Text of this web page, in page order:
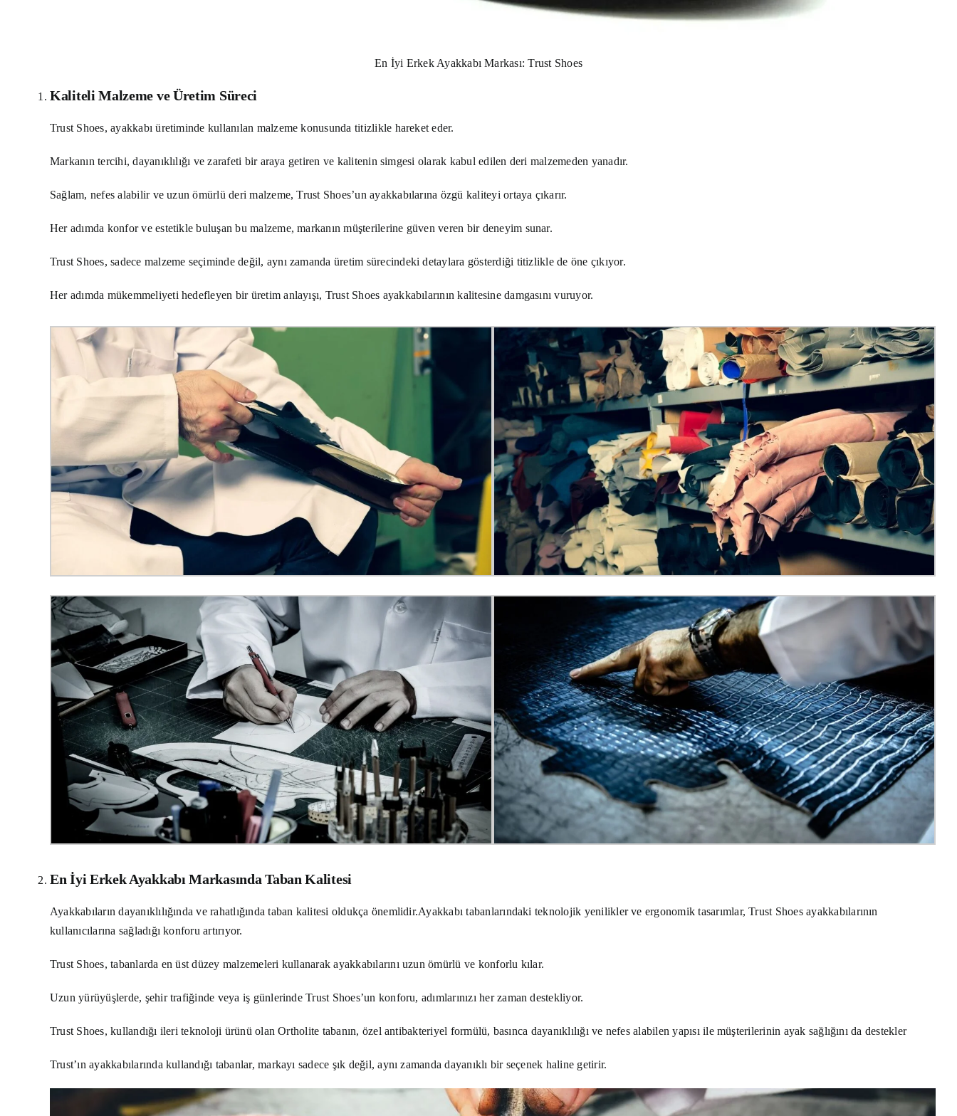
En İyi Erkek Ayakkabı Markası: Trust Shoes
Kaliteli Malzeme ve Üretim Süreci
Trust Shoes, ayakkabı üretiminde kullanılan malzeme konusunda titizlikle hareket eder.
Markanın tercihi, dayanıklılığı ve zarafeti bir araya getiren ve kalitenin simgesi olarak kabul edilen deri malzemeden yanadır.
Sağlam, nefes alabilir ve uzun ömürlü deri malzeme, Trust Shoes’un ayakkabılarına özgü kaliteyi ortaya çıkarır.
Her adımda konfor ve estetikle buluşan bu malzeme, markanın müşterilerine güven veren bir deneyim sunar.
Trust Shoes, sadece malzeme seçiminde değil, aynı zamanda üretim sürecindeki detaylara gösterdiği titizlikle de öne çıkıyor.
Her adımda mükemmeliyeti hedefleyen bir üretim anlayışı, Trust Shoes ayakkabılarının kalitesine damgasını vuruyor.
En İyi Erkek Ayakkabı Markasında Taban Kalitesi
Ayakkabıların dayanıklılığında ve rahatlığında taban kalitesi oldukça önemlidir.Ayakkabı tabanlarındaki teknolojik yenilikler ve ergonomik tasarımlar, Trust Shoes ayakkabılarının
kullanıcılarına sağladığı konforu artırıyor.
Trust Shoes, tabanlarda en üst düzey malzemeleri kullanarak ayakkabılarını uzun ömürlü ve konforlu kılar.
Uzun yürüyüşlerde, şehir trafiğinde veya iş günlerinde Trust Shoes’un konforu, adımlarınızı her zaman destekliyor.
Trust Shoes, kullandığı ileri teknoloji ürünü olan Ortholite tabanın, özel antibakteriyel formülü, basınca dayanıklılığı ve nefes alabilen yapısı ile müşterilerinin ayak sağlığını da destekler
Trust’ın ayakkabılarında kullandığı tabanlar, markayı sadece şık değil, aynı zamanda dayanıklı bir seçenek haline getirir.